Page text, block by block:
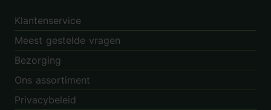
Klantenservice
Meest gestelde vragen
Bezorging
Ons assortiment
Privacybeleid